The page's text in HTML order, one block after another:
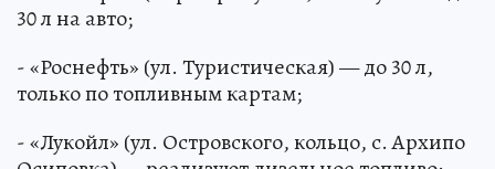
30 л на авто;
- «Роснефть» (ул. Туристическая) — до 30 л,
только по топливным картам;
- «Лукойл» (ул. Островского, кольцо, с. Архипо